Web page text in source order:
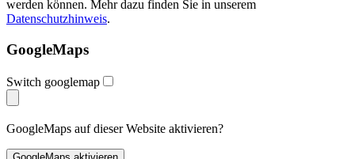
werden können. Mehr dazu finden Sie in unserem
Datenschutzhinweis.
GoogleMaps
Switch googlemap
GoogleMaps auf dieser Website aktivieren?